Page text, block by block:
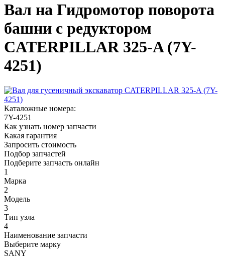
Вал на Гидромотор поворота
башни с редуктором
CATERPILLAR 325-A (7Y-
4251)
Каталожные номера:
7Y-4251
Как узнать номер запчасти
Какая гарантия
Запросить стоимость
Подбор запчастей
Подберите запчасть онлайн
1
Марка
2
Модель
3
Тип узла
4
Наименование запчасти
Выберите марку
SANY